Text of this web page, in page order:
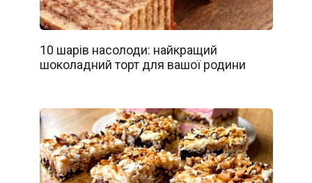
10 шарів насолоди: найкращий
шоколадний торт для вашої родини